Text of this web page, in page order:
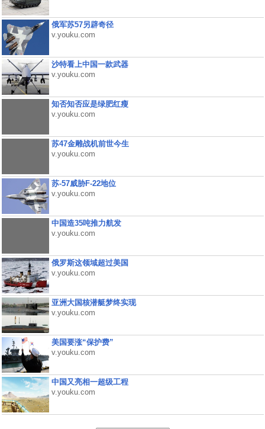
俄军苏57另辟奇径
v.youku.com
沙特看上中国一款武器
v.youku.com
知否知否应是绿肥红瘦
v.youku.com
苏47金雕战机前世今生
v.youku.com
苏-57威胁F-22地位
v.youku.com
中国造35吨推力航发
v.youku.com
俄罗斯这领域超过美国
v.youku.com
亚洲大国核潜艇梦终实现
v.youku.com
美国要涨“保护费”
v.youku.com
中国又亮相一超级工程
v.youku.com